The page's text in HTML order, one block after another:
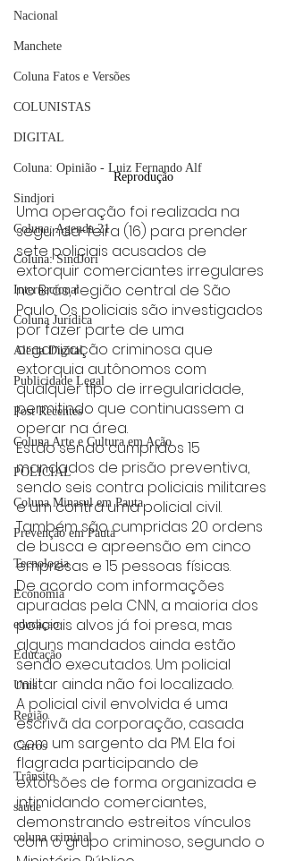
Nacional
Manchete
Coluna Fatos e Versões
COLUNISTAS
DIGITAL
Coluna: Opinião - Luiz Fernando Alf
Sindjori
Coluna: Agenda 21
Coluna: SindJori
Internacional
Coluna Jurídica
Alerta Digital
Publicidade Legal
Post Recentes
Coluna Arte e Cultura em Ação
POLICIAL
Coluna Minasul em Pauta
Prevenção em Pauta
Tecnologia
Economia
educaçao
Educação
Unis
Região
Carros
Trânsito
saúde
coluna criminal
Reprodução
Uma operação foi realizada na
segunda-feira (16) para prender
sete policiais acusados de
extorquir comerciantes irregulares
no Brás, região central de São
Paulo. Os policiais são investigados
por fazer parte de uma
organização criminosa que
extorquia autônomos com
qualquer tipo de irregularidade,
permitindo que continuassem a
operar na área.
Estão sendo cumpridos 15
mandados de prisão preventiva,
sendo seis contra policiais militares
e um contra uma policial civil.
Também são cumpridas 20 ordens
de busca e apreensão em cinco
empresas e 15 pessoas físicas.
De acordo com informações
apuradas pela CNN, a maioria dos
policiais alvos já foi presa, mas
alguns mandados ainda estão
sendo executados. Um policial
militar ainda não foi localizado.
A policial civil envolvida é uma
escrivã da corporação, casada
com um sargento da PM. Ela foi
flagrada participando de
extorsões de forma organizada e
intimidando comerciantes,
demonstrando estreitos vínculos
com o grupo criminoso, segundo o